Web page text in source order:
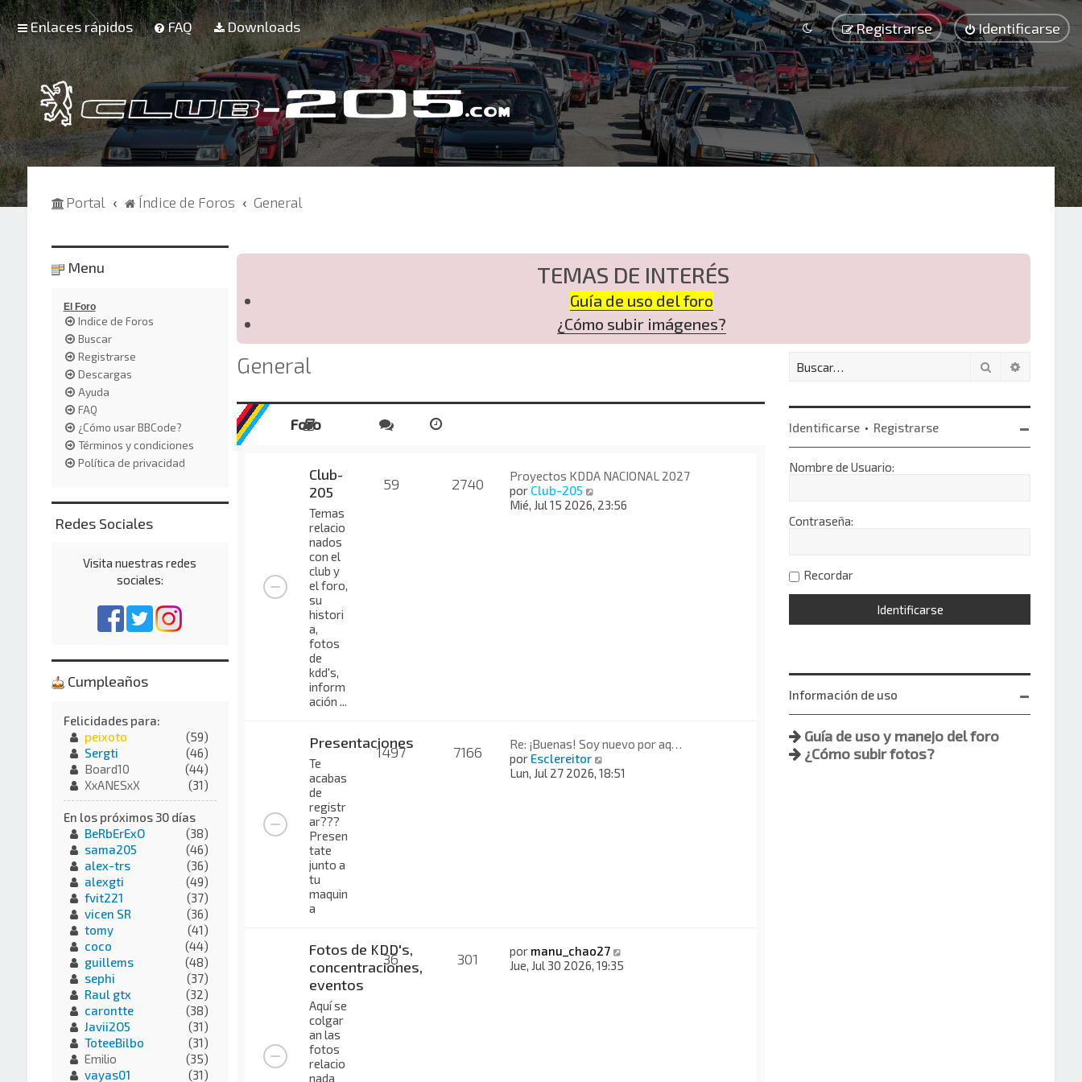
Enlaces rápidos FAQ Downloads Identificarse
Registrarse
Portal Índice de Foros General
TEMAS DE INTERÉS
Guía de uso del foro
¿Cómo subir imágenes?
General
Foro
Club-
205
Temas
relacio
nados
con el
club y
el foro,
su
histori
a,
fotos
de
kdd's,
inform
ación ...
59 2740
Proyectos KDDA NACIONAL 2027
por Club-205
e
Mié, Jul 15 2026, 23:56
Presentaciones
Te
acabas
de
registr
ar???
Presen
tate
junto a
tu
maquin
a
1497 7166
Re: ¡Buenas! Soy nuevo por aq…
por Esclereitor
e
a
j
e
Lun, Jul 27 2026, 18:51
Fotos de KDD's,
concentraciones,
eventos
Aquí se
colgar
an las
fotos
relacio
nada
36 301 por manu_chao27
e
Jue, Jul 30 2026, 19:35
Buscar
Identificarse • Registrarse
Nombre de Usuario:
Contraseña:
Recordar
Información de uso
Guía de uso y manejo del foro
¿Cómo subir fotos?
Menu
El Foro
Indice de Foros
Buscar
Registrarse
Descargas
Ayuda
FAQ
¿Cómo usar BBCode?
Términos y condiciones
Política de privacidad
Redes Sociales
Visita nuestras redes
sociales:
Cumpleaños
Felicidades para:
peixoto
(59)
Sergti
(46)
Board10
(44)
XxANESxX
(31)
En los próximos 30 días
BeRbErExO
(38)
sama205
(46)
alex-trs
(36)
alexgti
(49)
fvit221
(37)
vicen SR
(36)
tomy
(41)
coco
(44)
guillems
(48)
sephi
(37)
Raul gtx
(32)
carontte
(38)
Javii2O5
(31)
ToteeBilbo
(31)
Emilio
(35)
vayas01
(31)